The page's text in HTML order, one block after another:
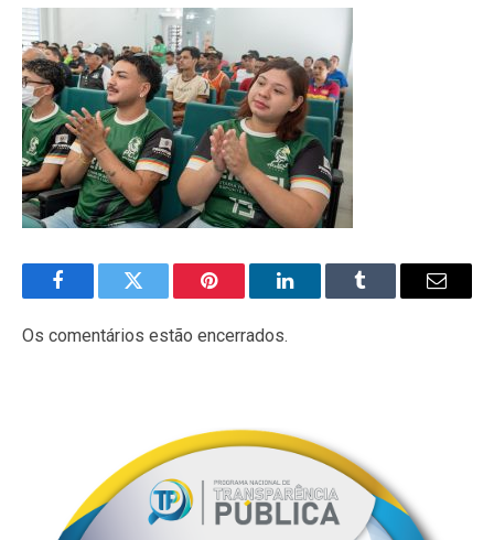
FacebookTwitter Pinterest LinkedInTumblr
E-
Os comentários estão encerrados.